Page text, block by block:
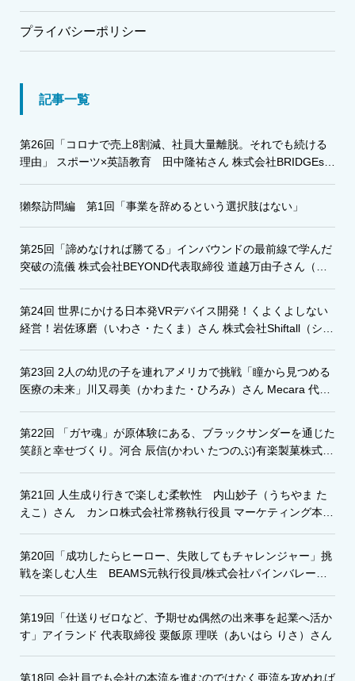
プライバシーポリシー
記事一覧
第26回「コロナで売上8割減、社員大量離脱。それでも続ける
理由」 スポーツ×英語教育 田中隆祐さん 株式会社BRIDGEs・
獺祭訪問編 第1回「事業を辞めるという選択肢はない」
第25回「諦めなければ勝てる」インバウンドの最前線で学んだ
突破の流儀 株式会社BEYOND代表取締役 道越万由子さん（み
第24回 世界にかける日本発VRデバイス開発！くよくよしない
経営！岩佐琢磨（いわさ・たくま）さん 株式会社Shiftall（シフ
第23回 2人の幼児の子を連れアメリカで挑戦「瞳から見つめる
医療の未来」川又尋美（かわまた・ひろみ）さん Mecara 代表
第22回 「ガヤ魂」が原体験にある、ブラックサンダーを通じた
笑顔と幸せづくり。河合 辰信(かわい たつのぶ)有楽製菓株式会
第21回 人生成り行きで楽しむ柔軟性 内山妙子（うちやま た
えこ）さん カンロ株式会社常務執行役員 マーケティング本部
第20回「成功したらヒーロー、失敗してもチャレンジャー」挑
戦を楽しむ人生 BEAMS元執行役員/株式会社パインバレー代
第19回「仕送りゼロなど、予期せぬ偶然の出来事を起業へ活か
す」アイランド 代表取締役 粟飯原 理咲（あいはら りさ）さん
第18回 会社員でも会社の本流を進むのではなく亜流を攻めれば